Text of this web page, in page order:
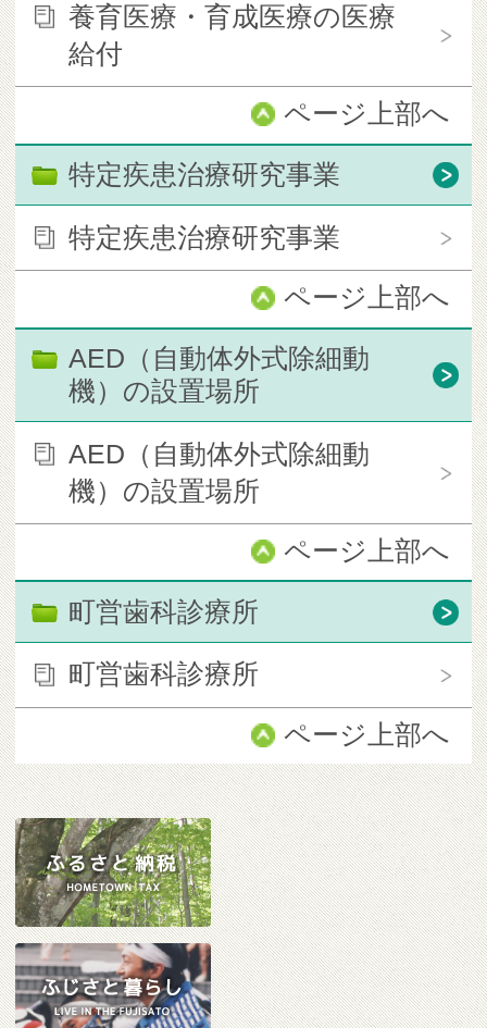
養育医療・育成医療の医療
給付
ページ上部へ
特定疾患治療研究事業
特定疾患治療研究事業
ページ上部へ
AED（自動体外式除細動
機）の設置場所
AED（自動体外式除細動
機）の設置場所
ページ上部へ
町営歯科診療所
町営歯科診療所
ページ上部へ